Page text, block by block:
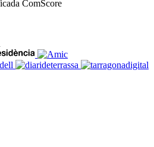
ComScore